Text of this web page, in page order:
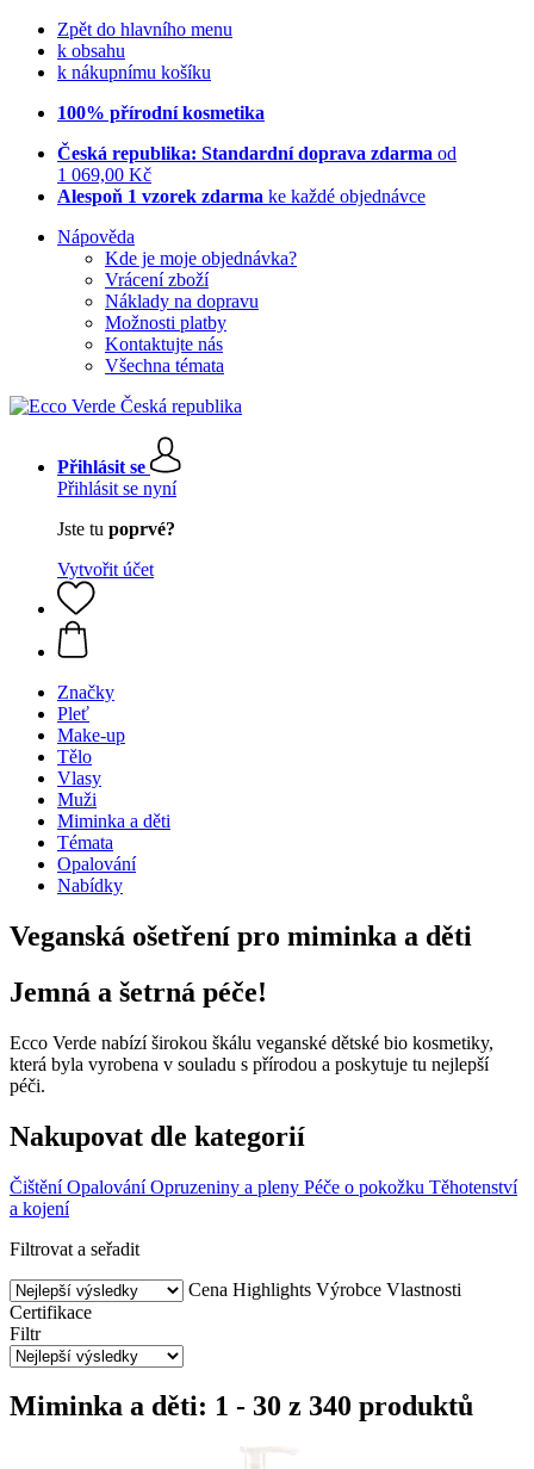
Zpět do hlavního menu
k obsahu
k nákupnímu košíku
100% přírodní kosmetika
Česká republika: Standardní doprava zdarma od
1 069,00 Kč
Alespoň 1 vzorek zdarma ke každé objednávce
Nápověda
Kde je moje objednávka?
Vrácení zboží
Náklady na dopravu
Možnosti platby
Kontaktujte nás
Všechna témata
Přihlásit se
Přihlásit se nyní
Jste tu poprvé?
Vytvořit účet
Značky
Pleť
Make-up
Tělo
Vlasy
Muži
Miminka a děti
Témata
Opalování
Nabídky
Veganská ošetření pro miminka a děti
Jemná a šetrná péče!
Ecco Verde nabízí širokou škálu veganské dětské bio kosmetiky,
která byla vyrobena v souladu s přírodou a poskytuje tu nejlepší
péči.
Nakupovat dle kategorií
Čištění Opalování Opruzeniny a pleny Péče o pokožku Těhotenství
a kojení
Filtrovat a seřadit
Cena Highlights Výrobce Vlastnosti
Certifikace
Filtr
Miminka a děti: 1 - 30 z 340 produktů